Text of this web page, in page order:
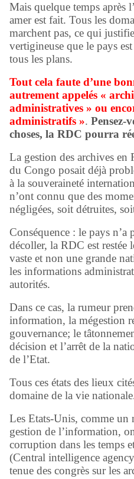
Mais quelque temps après
amer est fait. Tous les
marchent pas, ce qui
vertigineuse que le pays
tous les plans.
Tout cela faute d’une
autrement appelés «
administratives » ou
administratifs ». Pensez-
choses, la RDC pourra
La gestion des archives
du Congo posait déjà
à la souveraineté
n’ont connu que des
négligées, soit détruites,
Conséquence : le pays n’a
décoller, la RDC est restée
vaste et non une grande
les informations
autorités.
Dans ce cas, la rumeur
information, la mégestion
gouvernance; le
décision et l’arrêt de la
de l’Etat.
Tous ces états des lieux
domaine de la vie
Les Etats-Unis, comme un
gestion de l’information,
corruption dans les temps
(Central intelligence
tenue des congrès sur les